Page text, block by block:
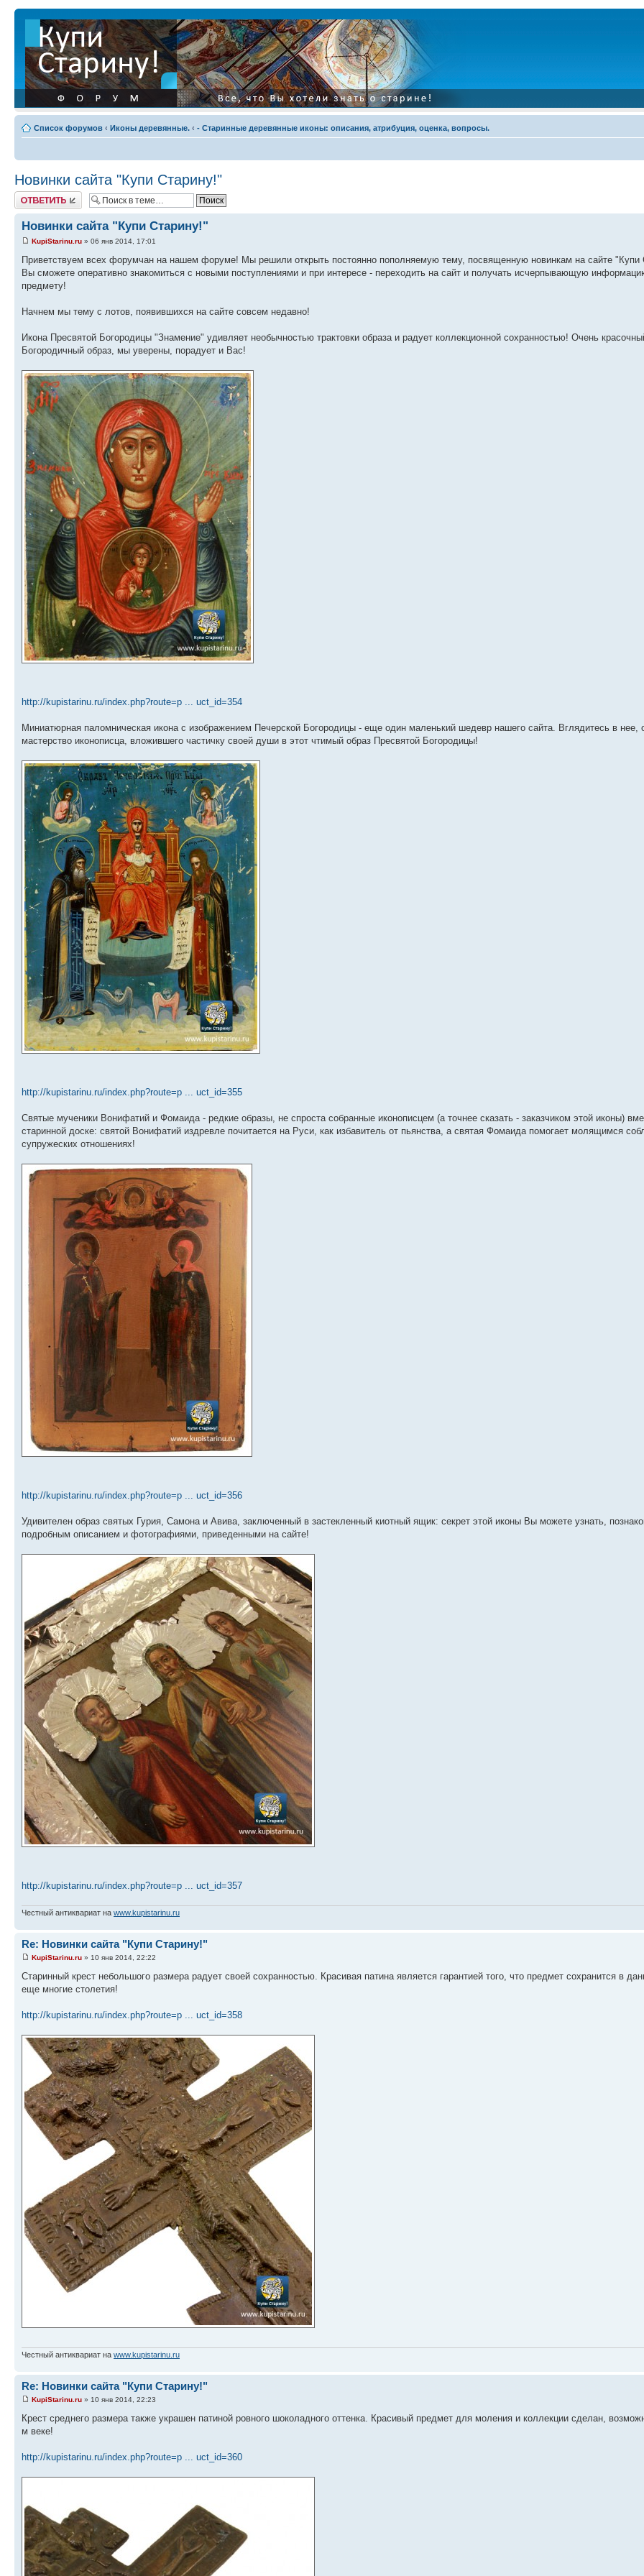
Список форумов ‹ Иконы деревянные. ‹ - Старинные деревянные иконы: описания, атрибуция, оценка, вопросы.
Новинки сайта "Купи Старину!"
Ответить
Новинки сайта "Купи Старину!"
KupiStarinu.ru » 06 янв 2014, 17:01
Приветствуем всех форумчан на нашем форуме! Мы решили открыть постоянно пополняемую тему, посвященную новинкам на сайте "Купи
Вы сможете оперативно знакомиться с новыми поступлениями и при интересе - переходить на сайт и получать исчерпывающую
предмету!
Начнем мы тему с лотов, появившихся на сайте совсем недавно!
Икона Пресвятой Богородицы "Знамение" удивляет необычностью трактовки образа и радует коллекционной сохранностью! Очень
Богородичный образ, мы уверены, порадует и Вас!
http://kupistarinu.ru/index.php?route=p ... uct_id=354
Миниатюрная паломническая икона с изображением Печерской Богородицы - еще один маленький шедевр нашего сайта. Вглядитесь в нее,
мастерство иконописца, вложившего частичку своей души в этот чтимый образ Пресвятой Богородицы!
http://kupistarinu.ru/index.php?route=p ... uct_id=355
Святые мученики Вонифатий и Фомаида - редкие образы, не спроста собранные иконописцем (а точнее сказать - заказчиком этой иконы)
старинной доске: святой Вонифатий издревле почитается на Руси, как избавитель от пьянства, а святая Фомаида помогает молящимся
супружеских отношениях!
http://kupistarinu.ru/index.php?route=p ... uct_id=356
Удивителен образ святых Гурия, Самона и Авива, заключенный в застекленный киотный ящик: секрет этой иконы Вы можете узнать,
подробным описанием и фотографиями, приведенными на сайте!
http://kupistarinu.ru/index.php?route=p ... uct_id=357
Честный антиквариат на www.kupistarinu.ru
Re: Новинки сайта "Купи Старину!"
KupiStarinu.ru » 10 янв 2014, 22:22
Старинный крест небольшого размера радует своей сохранностью. Красивая патина является гарантией того, что предмет сохранится в
еще многие столетия!
http://kupistarinu.ru/index.php?route=p ... uct_id=358
Честный антиквариат на www.kupistarinu.ru
Re: Новинки сайта "Купи Старину!"
KupiStarinu.ru » 10 янв 2014, 22:23
Крест среднего размера также украшен патиной ровного шоколадного оттенка. Красивый предмет для моления и коллекции сделан,
м веке!
http://kupistarinu.ru/index.php?route=p ... uct_id=360